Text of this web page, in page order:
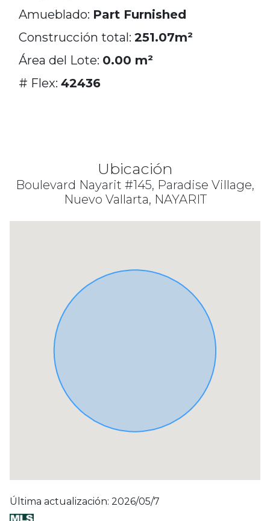
Amueblado: Part Furnished
Construcción total: 251.07m²
Área del Lote: 0.00 m²
# Flex: 42436
Ubicación
Boulevard Nayarit #145, Paradise Village,
Nuevo Vallarta, NAYARIT
Última actualización: 2026/05/7